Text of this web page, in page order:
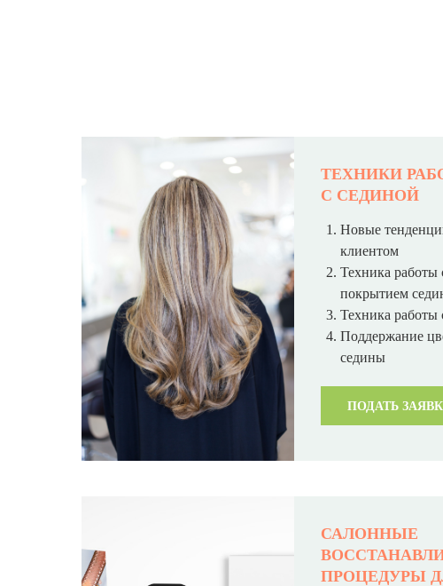
ТЕХНИКИ
С СЕДИНОЙ
Новые
клиентом
Техника
покрытием
Техника работы
Поддержание
седины
ПОДАТЬ
САЛОННЫЕ
ПРОЦЕДУРЫ